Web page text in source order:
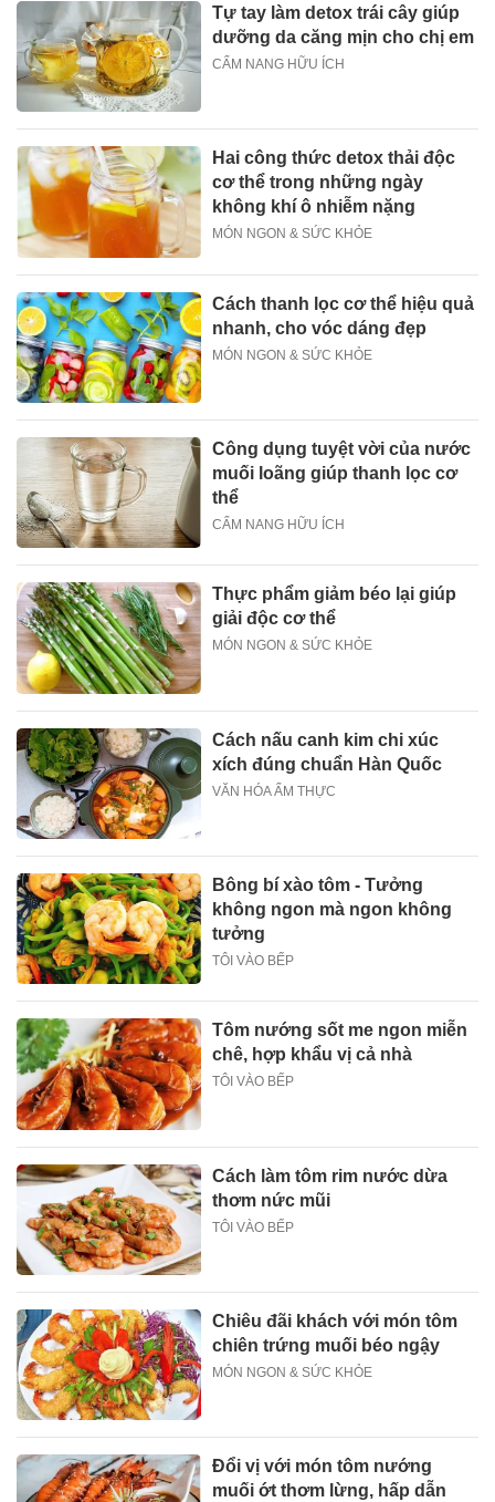
Tự tay làm detox trái cây giúp
dưỡng da căng mịn cho chị em
CẨM NANG HỮU ÍCH
Hai công thức detox thải độc
cơ thể trong những ngày
không khí ô nhiễm nặng
MÓN NGON & SỨC KHỎE
Cách thanh lọc cơ thể hiệu quả
nhanh, cho vóc dáng đẹp
MÓN NGON & SỨC KHỎE
Công dụng tuyệt vời của nước
muối loãng giúp thanh lọc cơ
thể
CẨM NANG HỮU ÍCH
Thực phẩm giảm béo lại giúp
giải độc cơ thể
MÓN NGON & SỨC KHỎE
Cách nấu canh kim chi xúc
xích đúng chuẩn Hàn Quốc
VĂN HÓA ẨM THỰC
Bông bí xào tôm - Tưởng
không ngon mà ngon không
tưởng
TÔI VÀO BẾP
Tôm nướng sốt me ngon miễn
chê, hợp khẩu vị cả nhà
TÔI VÀO BẾP
Cách làm tôm rim nước dừa
thơm nức mũi
TÔI VÀO BẾP
Chiêu đãi khách với món tôm
chiên trứng muối béo ngậy
MÓN NGON & SỨC KHỎE
Đổi vị với món tôm nướng
muối ớt thơm lừng, hấp dẫn